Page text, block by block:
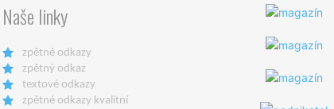
Naše linky
zpětné odkazy
zpětný odkaz
textové odkazy
zpětné odkazy kvalitní